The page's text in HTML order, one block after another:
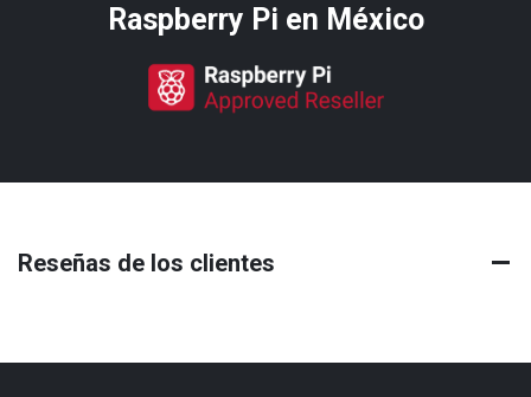
Raspberry Pi​ en México
Reseñas de los clientes